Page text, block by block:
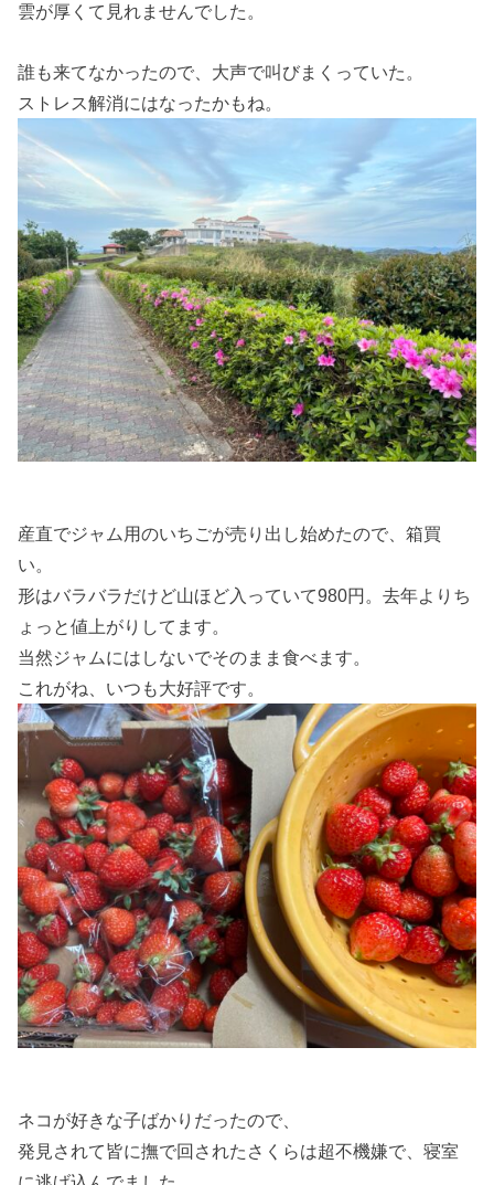
雲が厚くて見れませんでした。
誰も来てなかったので、大声で叫びまくっていた。
ストレス解消にはなったかもね。
産直でジャム用のいちごが売り出し始めたので、箱買
い。
形はバラバラだけど山ほど入っていて980円。去年よりち
ょっと値上がりしてます。
当然ジャムにはしないでそのまま食べます。
これがね、いつも大好評です。
ネコが好きな子ばかりだったので、
発見されて皆に撫で回されたさくらは超不機嫌で、寝室